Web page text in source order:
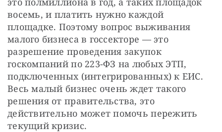
восемь, и платить нужно каждой
площадке. Поэтому вопрос выживания
малого бизнеса в госсекторе — это
разрешение проведения закупок
госкомпаний по 223-ФЗ на любых ЭТП,
подключенных (интегрированных) к ЕИС.
Весь малый бизнес очень ждет такого
решения от правительства, это
действительно может помочь пережить
текущий кризис.